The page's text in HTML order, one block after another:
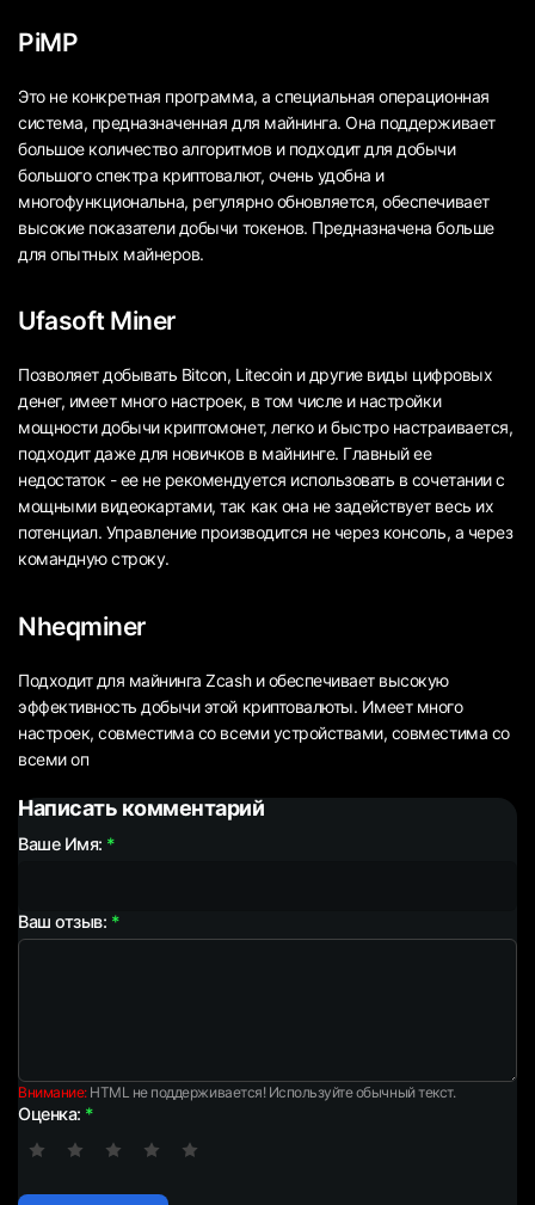
PiMP
Это не конкретная программа, а специальная операционная
система, предназначенная для майнинга. Она поддерживает
большое количество алгоритмов и подходит для добычи
большого спектра криптовалют, очень удобна и
многофункциональна, регулярно обновляется, обеспечивает
высокие показатели добычи токенов. Предназначена больше
для опытных майнеров.
Ufasoft Miner
Позволяет добывать Bitcon, Litecoin и другие виды цифровых
денег, имеет много настроек, в том числе и настройки
мощности добычи криптомонет, легко и быстро настраивается,
подходит даже для новичков в майнинге. Главный ее
недостаток - ее не рекомендуется использовать в сочетании с
мощными видеокартами, так как она не задействует весь их
потенциал. Управление производится не через консоль, а через
командную строку.
Nheqminer
Подходит для майнинга Zcash и обеспечивает высокую
эффективность добычи этой криптовалюты. Имеет много
настроек, совместима со всеми устройствами, совместима со
всеми оп
Написать комментарий
Ваше Имя:
Ваш отзыв:
Внимание:HTML не поддерживается! Используйте обычный текст.
Оценка: